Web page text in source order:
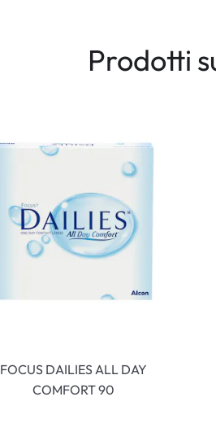
Prodotti
FOCUS DAILIES ALL DAY
COMFORT 90